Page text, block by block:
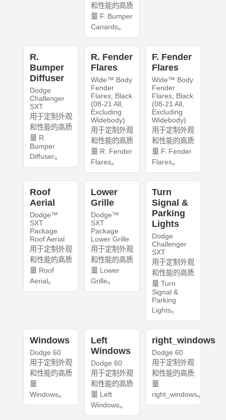
和性能的高质
量 F. Bumper
Canards。
R.
Bumper
Diffuser
Dodge
Challenger
SXT
用于定制外观
和性能的高质
量 R.
Bumper
Diffuser。
R. Fender
Flares
Wide™ Body
Fender
Flares; Black
(08-21 All,
Excluding
Widebody)
用于定制外观
和性能的高质
量 R. Fender
Flares。
F. Fender
Flares
Wide™ Body
Fender
Flares; Black
(08-21 All,
Excluding
Widebody)
用于定制外观
和性能的高质
量 F. Fender
Flares。
Roof
Aerial
Dodge™
SXT
Package
Roof Aerial
用于定制外观
和性能的高质
量 Roof
Aerial。
Lower
Grille
Dodge™
SXT
Package
Lower Grille
用于定制外观
和性能的高质
量 Lower
Grille。
Turn
Signal &
Parking
Lights
Dodge
Challenger
SXT
用于定制外观
和性能的高质
量 Turn
Signal &
Parking
Lights。
Windows
Dodge 60
用于定制外观
和性能的高质
量
Windows。
Left
Windows
Dodge 60
用于定制外观
和性能的高质
量 Left
Windows。
right_windows
Dodge 60
用于定制外观
和性能的高质
量
right_windows。